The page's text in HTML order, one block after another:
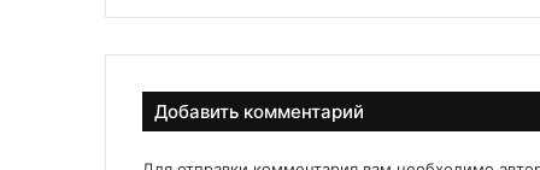
Добавить комментарий